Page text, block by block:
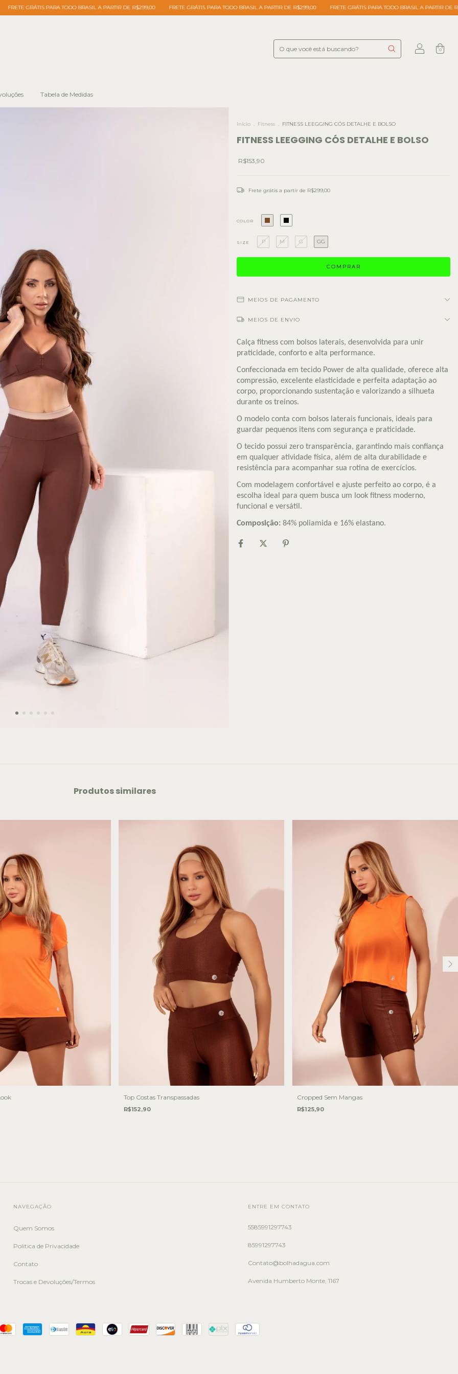
PARA TODO BRASIL A PARTIR DE R$299,00 FRETE GRÁTIS PARA TODO BRASIL A PARTIR DE R$299,00 FRETE GRÁTIS PARA TODO BRASIL A PARTIR DE R$299,00
0
Tabela de Medidas
Início . Fitness . FITNESS LEEGGING CÓS DETALHE E BOLSO
FITNESS LEEGGING CÓS DETALHE E BOLSO
R$153,90
Frete grátis a partir de R$299,00
COLOR
SIZE P M G GG
MEIOS DE PAGAMENTO
MEIOS DE ENVIO
Calça fitness com bolsos laterais, desenvolvida para unir
praticidade, conforto e alta performance.
Confeccionada em tecido Power de alta qualidade, oferece alta
compressão, excelente elasticidade e perfeita adaptação ao
corpo, proporcionando sustentação e valorizando a silhueta
durante os treinos.
O modelo conta com bolsos laterais funcionais, ideais para
guardar pequenos itens com segurança e praticidade.
O tecido possui zero transparência, garantindo mais confiança
em qualquer atividade física, além de alta durabilidade e
resistência para acompanhar sua rotina de exercícios.
Com modelagem confortável e ajuste perfeito ao corpo, é a
escolha ideal para quem busca um look fitness moderno,
funcional e versátil.
Composição: 84% poliamida e 16% elastano.
Produtos similares
Top Costas Transpassadas
R$152,90
Cropped Sem Mangas
R$125,90
NAVEGAÇÃO
Quem Somos
Politica de Privacidade
Contato
Trocas e Devoluções/Termos
ENTRE EM CONTATO
5585991297743
85991297743
Contato@bolhadagua.com
Avenida Humberto Monte, 1167